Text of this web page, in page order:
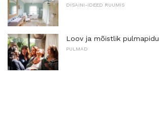
DISAINI-IDEED RUUMIS
Loov ja mõistlik pulmapidu
PULMAD